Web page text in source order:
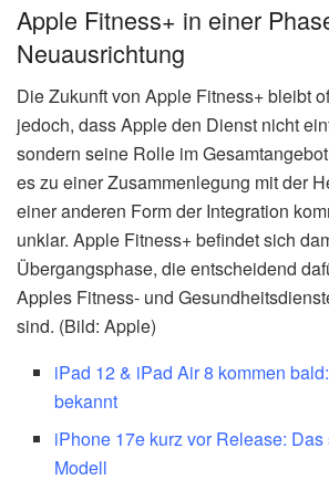
Apple Fitness+ in einer
Neuausrichtung
Die Zukunft von Apple Fitness+ bleibt
jedoch, dass Apple den Dienst nicht
sondern seine Rolle im
es zu einer Zusammenlegung mit der
einer anderen Form der Integration
unklar. Apple Fitness+ befindet sich
Übergangsphase, die entscheidend
Apples Fitness- und
sind. (Bild: Apple)
iPad 12 & iPad Air 8 kommen
bekannt
iPhone 17e kurz vor Release:
Modell